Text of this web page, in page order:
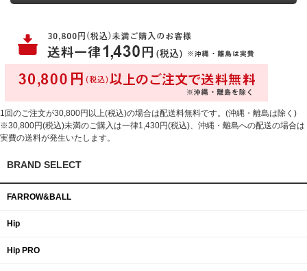
1回のご注文が30,800円以上(税込)の場合は配送料無料です。(沖縄・離島は除く)
※30,800円(税込)未満のご購入は一律1,430円(税込)、沖縄・離島への配送の場合は
実費の送料が発生いたします。
BRAND SELECT
FARROW&BALL
Hip
Hip PRO